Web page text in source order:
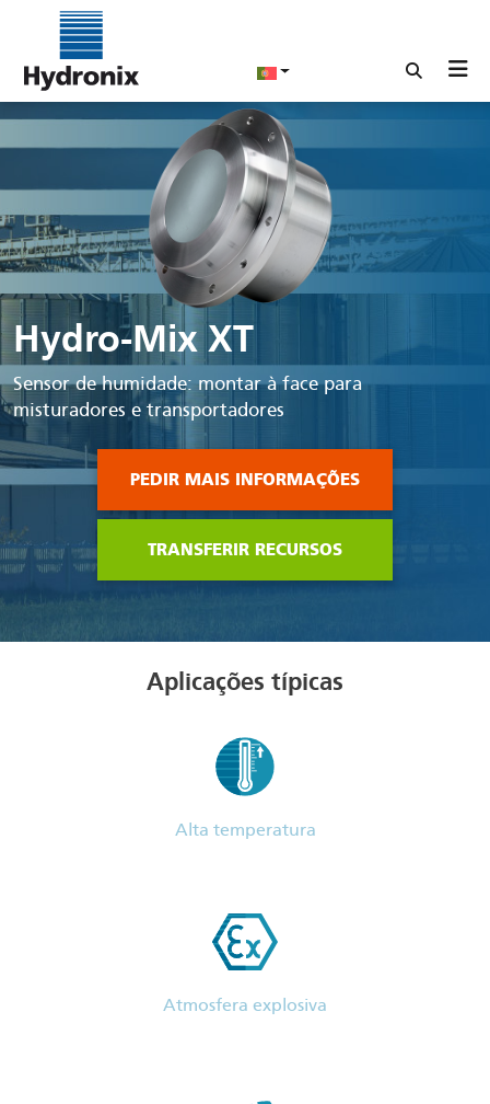
Hydro-Mix XT
Sensor de humidade: montar à face para
misturadores e transportadores
PEDIR MAIS INFORMAÇÕES
TRANSFERIR RECURSOS
Aplicações típicas
Alta temperatura
Atmosfera explosiva